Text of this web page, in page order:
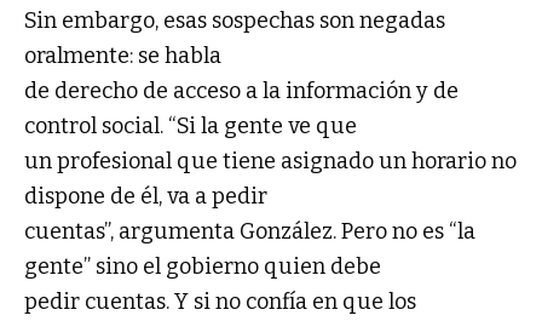
Sin embargo, esas sospechas son negadas
oralmente: se habla
de derecho de acceso a la información y de
control social. “Si la gente ve que
un profesional que tiene asignado un horario no
dispone de él, va a pedir
cuentas”, argumenta González. Pero no es “la
gente” sino el gobierno quien debe
pedir cuentas. Y si no confía en que los